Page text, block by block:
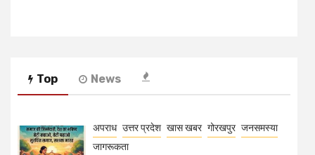
Top News
अपराध उत्तर प्रदेश खास खबर गोरखपुर जनसमस्या
जागरूकता